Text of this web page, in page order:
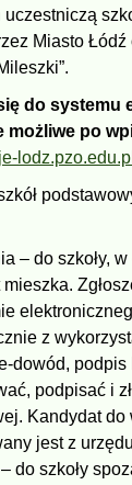
Miasto Łódź
do systemu
możliwe po
lodz.pzo.edu.pl
– do szkoły,
mieszka.
z
dowód,
podpisać i
Kandydat do
jest z
do szkoły